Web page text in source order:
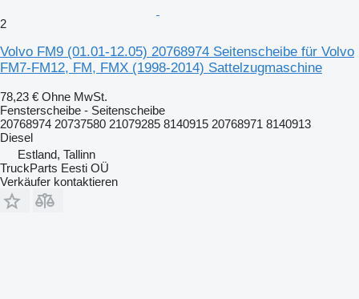
2
Volvo FM9 (01.01-12.05) 20768974 Seitenscheibe für Volvo
FM7-FM12, FM, FMX (1998-2014) Sattelzugmaschine
78,23 € Ohne MwSt.
Fensterscheibe - Seitenscheibe
20768974 20737580 21079285 8140915 20768971 8140913
Diesel
Estland, Tallinn
TruckParts Eesti OÜ
Verkäufer kontaktieren